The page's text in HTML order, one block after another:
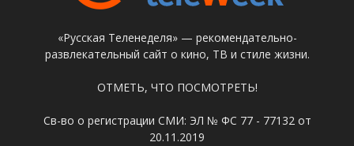
«Русская Теленеделя» — рекомендательно-
развлекательный сайт о кино, ТВ и стиле жизни.
ОТМЕТЬ, ЧТО ПОСМОТРЕТЬ!
Св-во о регистрации СМИ: ЭЛ № ФС 77 - 77132 от
20.11.2019